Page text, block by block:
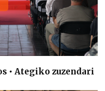
• Ategiko zuzendari